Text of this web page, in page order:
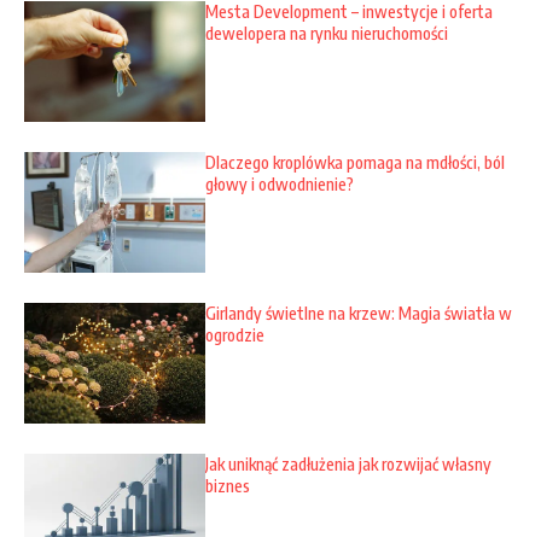
Mesta Development – inwestycje i oferta
dewelopera na rynku nieruchomości
Dlaczego kroplówka pomaga na mdłości, ból
głowy i odwodnienie?
Girlandy świetlne na krzew: Magia światła w
ogrodzie
Jak uniknąć zadłużenia jak rozwijać własny
biznes